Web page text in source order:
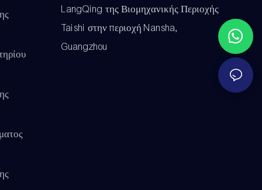
LangQing της Βιομηχανικής Περιοχής
Taishi στην περιοχή Nansha,
Guangzhou